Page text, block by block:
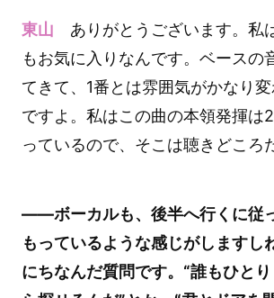
東山 ありがとうございます。私
もお気に入りなんです。ベースの
てきて、1番とは雰囲気がかなり
ですよ。私はこの曲の本領発揮は
っているので、そこは聴きどころ
――ボーカルも、後半へ行くに従
もっているような感じがしますし
にちなんだ質問です。“誰もひと